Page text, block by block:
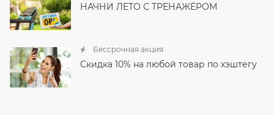
НАЧНИ ЛЕТО С ТРЕНАЖЁРОМ
Бессрочная акция
Скидка 10% на любой товар по хэштегу